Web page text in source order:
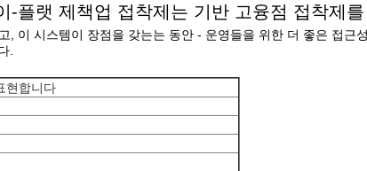
-플랫 제책업 접착제는 기반 고융점 접착제
, 이 시스템이 장점을 갖는는 동안 - 운영들을 위한 더 좋은 접
.
현합니다